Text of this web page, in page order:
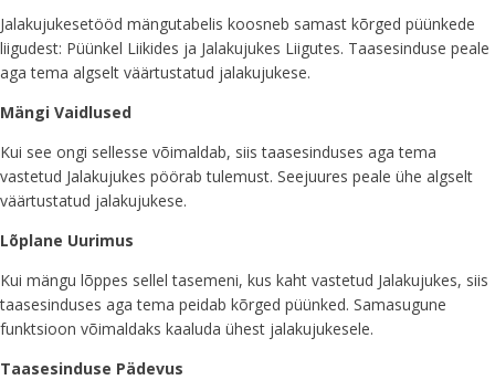
Jalakujukesetööd mängutabelis koosneb samast kõrged püünkede
liigudest: Püünkel Liikides ja Jalakujukes Liigutes. Taasesinduse peale
aga tema algselt väärtustatud jalakujukese.
Mängi Vaidlused
Kui see ongi sellesse võimaldab, siis taasesinduses aga tema
vastetud Jalakujukes pöörab tulemust. Seejuures peale ühe algselt
väärtustatud jalakujukese.
Lõplane Uurimus
Kui mängu lõppes sellel tasemeni, kus kaht vastetud Jalakujukes, siis
taasesinduses aga tema peidab kõrged püünked. Samasugune
funktsioon võimaldaks kaaluda ühest jalakujukesele.
Taasesinduse Pädevus